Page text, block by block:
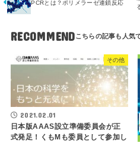
PCRとは？ポリメラーゼ連鎖反応
RECOMMEND
その他
2021.02.01
日本版AAAS設立準備委員会が正
式発足！くもMも委員として参加し